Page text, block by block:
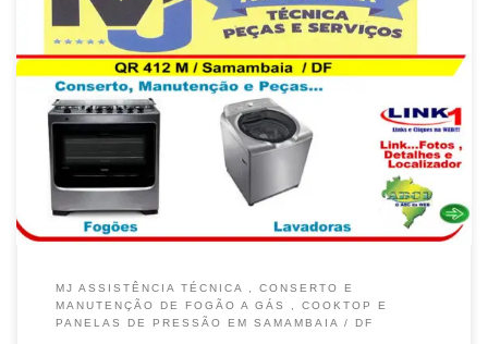
MJ ASSISTÊNCIA TÉCNICA , CONSERTO E
MANUTENÇÃO DE FOGÃO A GÁS , COOKTOP E
PANELAS DE PRESSÃO EM SAMAMBAIA / DF